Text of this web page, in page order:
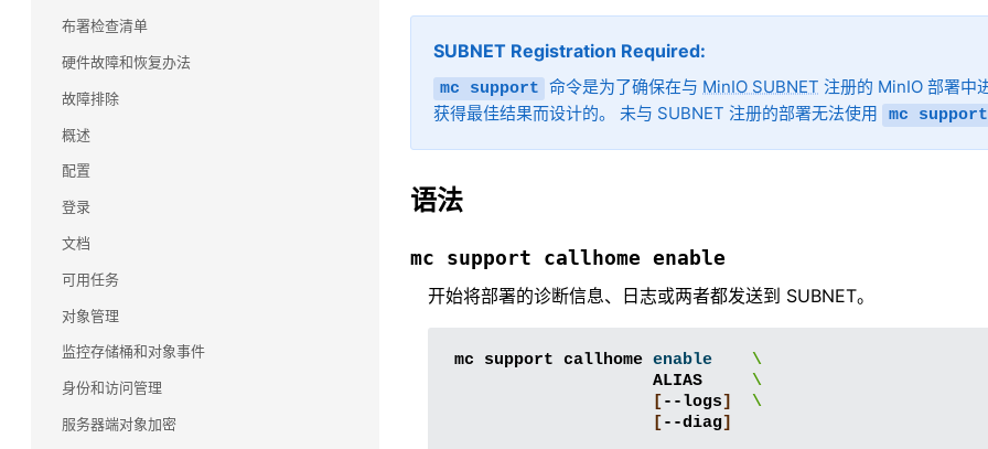
了解 MinIO 如何为 Splunk 智能商店提供大规模性
能
产品组合中与 VMware 集成，以及我们如何支持
布署检查清单
硬件故障和恢复办法
故障排除
概述
配置
登录
文档
可用任务
对象管理
监控存储桶和对象事件
身份和访问管理
服务器端对象加密
SUBNET Registration Required
mc support 命令是为了确保在与 MinIO SUBNET 注册的 MinIO 部署中
获得最佳结果而设计的。 未与 SUBNET 注册的部署无法使用
mc support
语法
mc support callhome enable
开始将部署的诊断信息、日志或两者都发送到 SUBNET。
mc support callhome enable
\
ALIAS
\
[ --logs]
\
[ --diag]